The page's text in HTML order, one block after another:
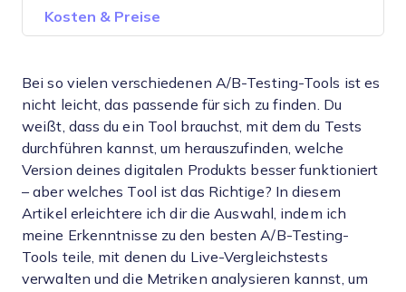
Kosten & Preise
Bei so vielen verschiedenen A/B-Testing-Tools ist es
nicht leicht, das passende für sich zu finden. Du
weißt, dass du ein Tool brauchst, mit dem du Tests
durchführen kannst, um herauszufinden, welche
Version deines digitalen Produkts besser funktioniert
– aber welches Tool ist das Richtige? In diesem
Artikel erleichtere ich dir die Auswahl, indem ich
meine Erkenntnisse zu den besten A/B-Testing-
Tools teile, mit denen du Live-Vergleichstests
verwalten und die Metriken analysieren kannst, um